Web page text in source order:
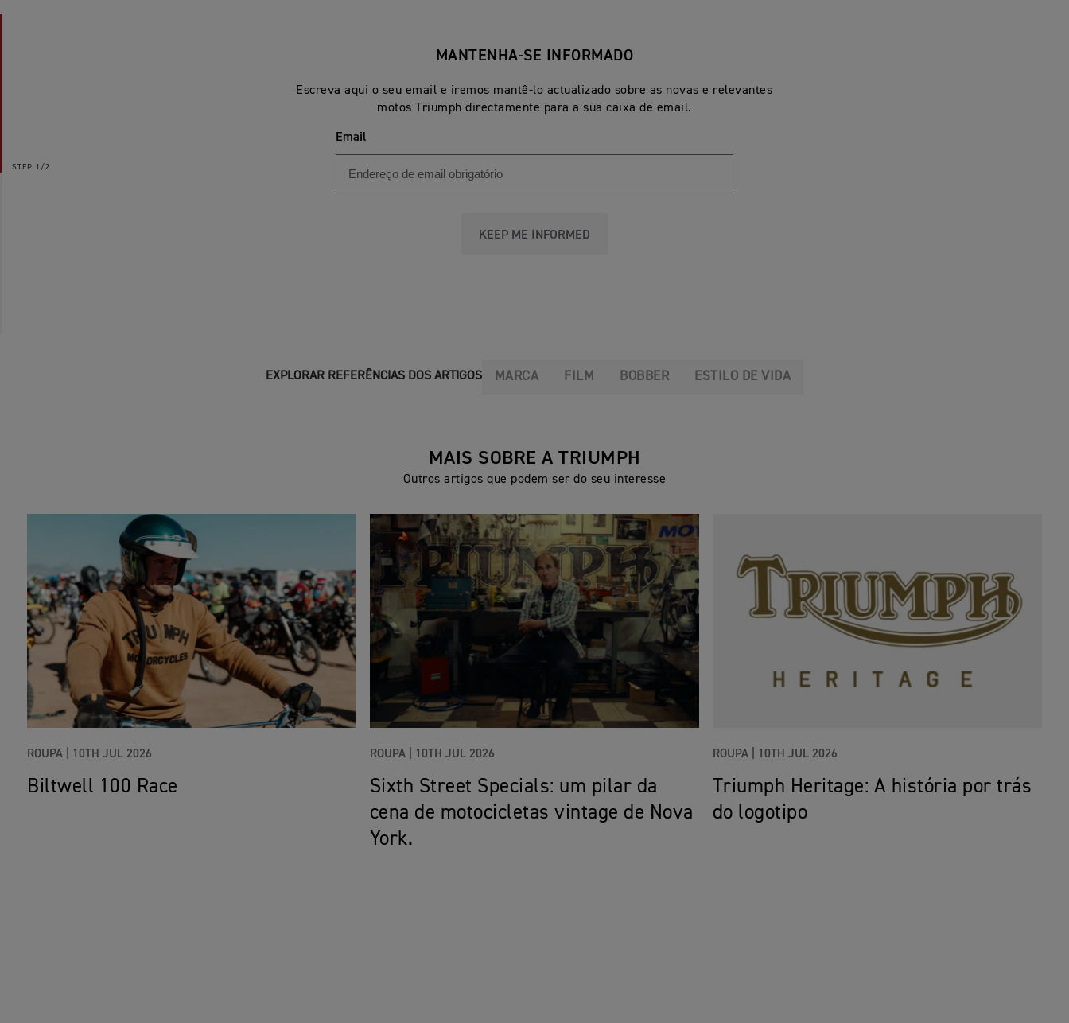
STEP 1/2
MANTENHA-SE INFORMADO
Escreva aqui o seu email e iremos mantê-lo actualizado sobre as novas e relevantes
motos Triumph directamente para a sua caixa de email.
Email
KEEP ME INFORMED
EXPLORAR REFERÊNCIAS DOS ARTIGOS MARCA FILM BOBBER ESTILO DE VIDA
MAIS SOBRE A TRIUMPH
Outros artigos que podem ser do seu interesse
ROUPA | 10TH JUL 2026
Biltwell 100 Race
ROUPA | 10TH JUL 2026
Sixth Street Specials: um pilar da
cena de motocicletas vintage de Nova
York.
ROUPA | 10TH JUL 2026
Triumph Heritage: A história por trás
do logotipo